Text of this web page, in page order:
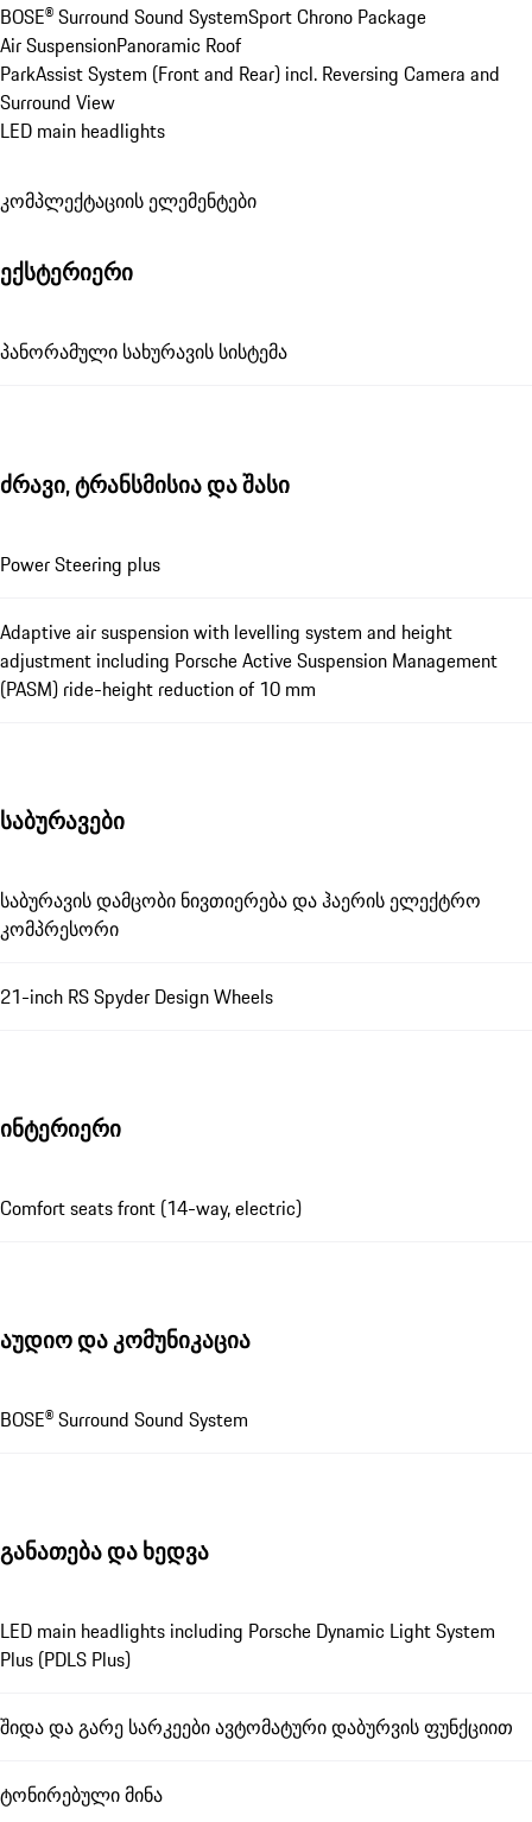
BOSE® Surround Sound SystemSport Chrono Package
Air SuspensionPanoramic Roof
ParkAssist System (Front and Rear) incl. Reversing Camera and
Surround View
LED main headlights
კომპლექტაციის ელემენტები
ექსტერიერი
პანორამული სახურავის სისტემა
ძრავი, ტრანსმისია და შასი
Power Steering plus
Adaptive air suspension with levelling system and height
adjustment including Porsche Active Suspension Management
(PASM) ride-height reduction of 10 mm
საბურავები
საბურავის დამცობი ნივთიერება და ჰაერის ელექტრო
კომპრესორი
21-inch RS Spyder Design Wheels
ინტერიერი
Comfort seats front (14-way, electric)
აუდიო და კომუნიკაცია
BOSE® Surround Sound System
განათება და ხედვა
LED main headlights including Porsche Dynamic Light System
Plus (PDLS Plus)
შიდა და გარე სარკეები ავტომატური დაბურვის ფუნქციით
ტონირებული მინა